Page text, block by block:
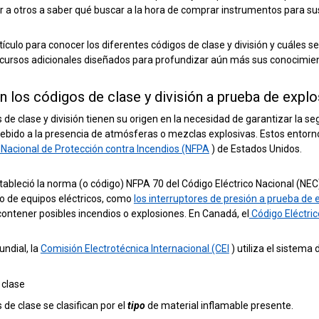
a otros a saber qué buscar a la hora de comprar instrumentos para
para conocer los diferentes códigos de clase y división y cuáles
adicionales diseñados para profundizar aún más sus
los códigos de clase y división a prueba de
de clase y división tienen su origen en la necesidad de garantizar la
a la presencia de atmósferas o mezclas explosivas. Estos
de Protección contra Incendios (NFPA ) de Estados Unidos.
la norma (o código) NFPA 70 del Código Eléctrico Nacional
de equipos eléctricos, como los interruptores de presión a prueba de
posibles incendios o explosiones. En Canadá, el Código
la Comisión Electrotécnica Internacional (CEI ) utiliza el sistema
de clase se clasifican por el tipode material inflamable presente.